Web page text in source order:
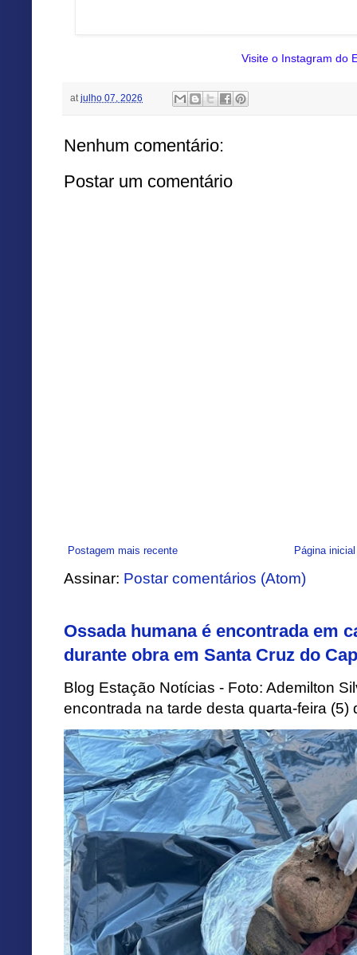
Visite o Instagram do
at julho 07, 2026
Nenhum comentário:
Postar um comentário
Postagem mais recente Página inicial
Assinar: Postar comentários (Atom)
Ossada humana é encontrada em
durante obra em Santa Cruz do
Blog Estação Notícias - Foto: Ademilton
encontrada na tarde desta quarta-feira (5)